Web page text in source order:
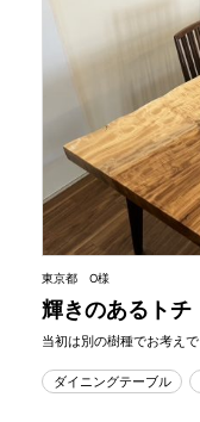
東京都 O様
輝きのあるトチ
当初は別の樹種でお考え
ダイニングテーブル